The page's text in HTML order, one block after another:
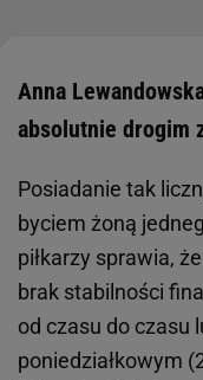
Anna
absolutnie drogim
Posiadanie tak
byciem żoną
piłkarzy sprawia,
brak stabilności
od czasu do czasu
poniedziałkowym